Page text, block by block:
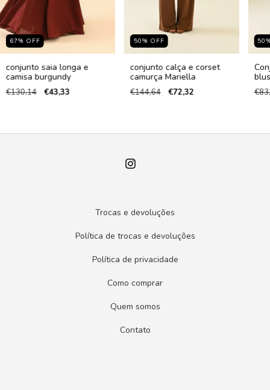
67% OFF
conjunto saia longa e
camisa burgundy
€130,14 €43,33
50% OFF
conjunto calça e corset
camurça Mariella
€144,64 €72,32
50
Trocas e devoluções
Política de trocas e devoluções
Política de privacidade
Como comprar
Quem somos
Contato